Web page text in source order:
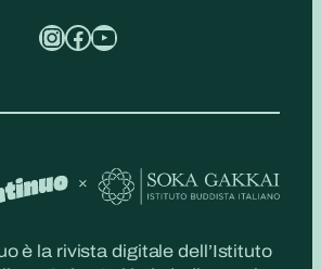
InstagramFacebook YouTube
è la rivista digitale dell’Istituto